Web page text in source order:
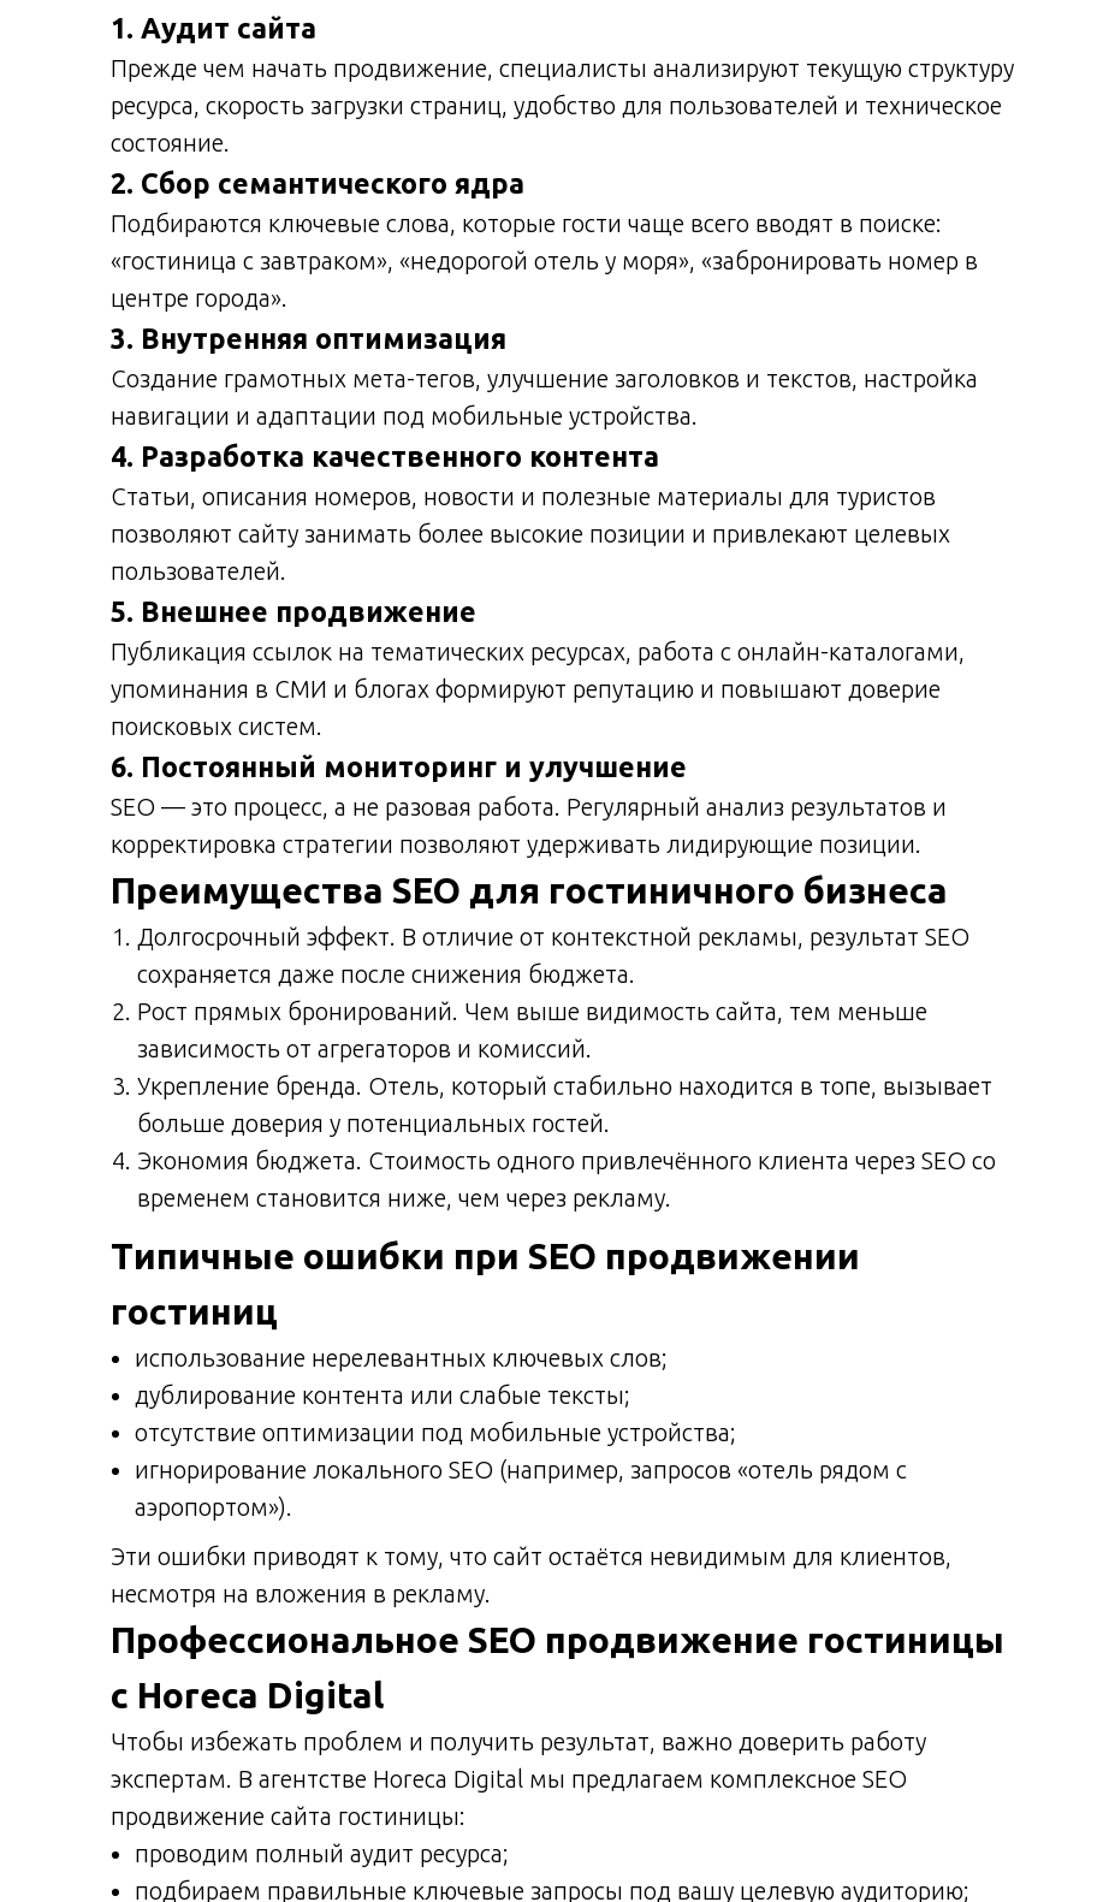
1. Аудит сайта
Прежде чем начать продвижение, специалисты анализируют текущую структуру
ресурса, скорость загрузки страниц, удобство для пользователей и техническое
состояние.
2. Сбор семантического ядра
Подбираются ключевые слова, которые гости чаще всего вводят в поиске:
«гостиница с завтраком», «недорогой отель у моря», «забронировать номер в
центре города».
3. Внутренняя оптимизация
Создание грамотных мета-тегов, улучшение заголовков и текстов, настройка
навигации и адаптации под мобильные устройства.
4. Разработка качественного контента
Статьи, описания номеров, новости и полезные материалы для туристов
позволяют сайту занимать более высокие позиции и привлекают целевых
пользователей.
5. Внешнее продвижение
Публикация ссылок на тематических ресурсах, работа с онлайн-каталогами,
упоминания в СМИ и блогах формируют репутацию и повышают доверие
поисковых систем.
6. Постоянный мониторинг и улучшение
SEO — это процесс, а не разовая работа. Регулярный анализ результатов и
корректировка стратегии позволяют удерживать лидирующие позиции.
Преимущества SEO для гостиничного бизнеса
Долгосрочный эффект. В отличие от контекстной рекламы, результат SEO
сохраняется даже после снижения бюджета.
Рост прямых бронирований. Чем выше видимость сайта, тем меньше
зависимость от агрегаторов и комиссий.
Укрепление бренда. Отель, который стабильно находится в топе, вызывает
больше доверия у потенциальных гостей.
Экономия бюджета. Стоимость одного привлечённого клиента через SEO со
временем становится ниже, чем через рекламу.
Типичные ошибки при SEO продвижении
гостиниц
использование нерелевантных ключевых слов;
дублирование контента или слабые тексты;
отсутствие оптимизации под мобильные устройства;
игнорирование локального SEO (например, запросов «отель рядом с
аэропортом»).
Эти ошибки приводят к тому, что сайт остаётся невидимым для клиентов,
несмотря на вложения в рекламу.
Профессиональное SEO продвижение гостиницы
с Horeca Digital
Чтобы избежать проблем и получить результат, важно доверить работу
экспертам. В агентстве Horeca Digital мы предлагаем комплексное SEO
продвижение сайта гостиницы:
проводим полный аудит ресурса;
подбираем правильные ключевые запросы под вашу целевую аудиторию;